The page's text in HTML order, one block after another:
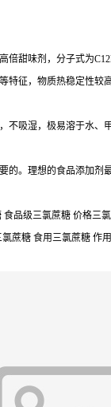
倍甜味剂，分子式为
特征，物质热稳定性较
不吸湿，极易溶于水
的。理想的食品添加剂
品级三氯蔗糖 价格三
蔗糖 食用三氯蔗糖 作